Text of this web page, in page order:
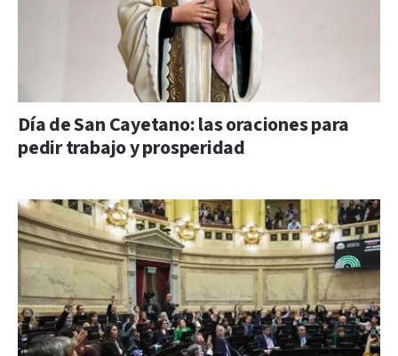
Día de San Cayetano: las oraciones para
pedir trabajo y prosperidad